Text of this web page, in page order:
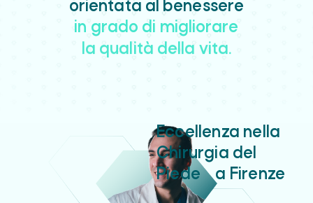
orientata al benessere
in grado di migliorare
la qualità della vita.
Eccellenza nella
Chirurgia del
Piede a Firenze